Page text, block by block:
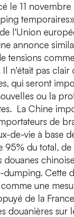
le 11
l'Union
annonce
tensions
n'était pas clair
qui seront
ou la
La Chine
de
de-vie à base
95% du total,
douanes
dumping. Cette
une
de la
douanières sur